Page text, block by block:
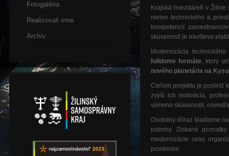
Fotogaléria
Realizovali sme
Archív
Krajská hvezdáreň v
nielen technického a
kompetencií
skúseností je návšteva
Modernizácia
fulldome formáte, ktorý
nového planetária na
Cieľom projektu je posilniť
zvýši ich motivácia,
výmena skúseností,
Osobitný dôraz kladieme
potreby. Získané
modernizácie celej
prostredie.